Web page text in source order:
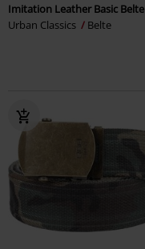
Imitation Leather Basic Belte
Urban Classics
Belte